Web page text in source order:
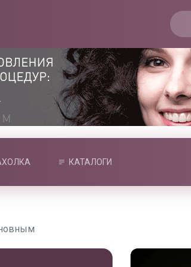
КАТАЛОГИ